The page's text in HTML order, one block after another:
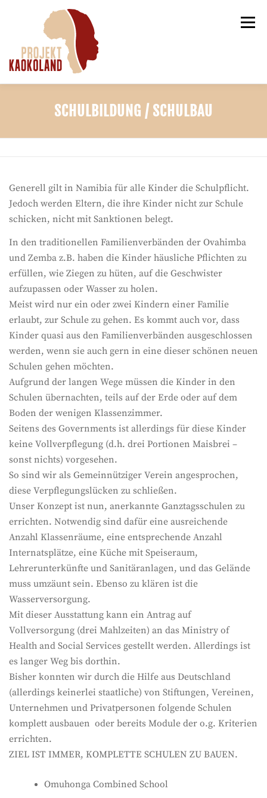
Menü
PROJEKTVORSCHLÄGE KONTAKT
SCHULBILDUNG / SCHULBAU
Generell gilt in Namibia für alle Kinder die Schulpflicht.
Jedoch werden Eltern, die ihre Kinder nicht zur Schule
schicken, nicht mit Sanktionen belegt.
In den traditionellen Familienverbänden der Ovahimba
und Zemba z.B. haben die Kinder häusliche Pflichten zu
erfüllen, wie Ziegen zu hüten, auf die Geschwister
aufzupassen oder Wasser zu holen.
Meist wird nur ein oder zwei Kindern einer Familie
erlaubt, zur Schule zu gehen. Es kommt auch vor, dass
Kinder quasi aus den Familienverbänden ausgeschlossen
werden, wenn sie auch gern in eine dieser schönen neuen
Schulen gehen möchten.
Aufgrund der langen Wege müssen die Kinder in den
Schulen übernachten, teils auf der Erde oder auf dem
Boden der wenigen Klassenzimmer.
Seitens des Governments ist allerdings für diese Kinder
keine Vollverpflegung (d.h. drei Portionen Maisbrei –
sonst nichts) vorgesehen.
So sind wir als Gemeinnütziger Verein angesprochen,
diese Verpflegungslücken zu schließen.
Unser Konzept ist nun, anerkannte Ganztagsschulen zu
errichten. Notwendig sind dafür eine ausreichende
Anzahl Klassenräume, eine entsprechende Anzahl
Internatsplätze, eine Küche mit Speiseraum,
Lehrerunterkünfte und Sanitäranlagen, und das Gelände
muss umzäunt sein. Ebenso zu klären ist die
Wasserversorgung.
Mit dieser Ausstattung kann ein Antrag auf
Vollversorgung (drei Mahlzeiten) an das Ministry of
Health and Social Services gestellt werden. Allerdings ist
es langer Weg bis dorthin.
Bisher konnten wir durch die Hilfe aus Deutschland
(allerdings keinerlei staatliche) von Stiftungen, Vereinen,
Unternehmen und Privatpersonen folgende Schulen
komplett ausbauen oder bereits Module der o.g. Kriterien
errichten.
ZIEL IST IMMER, KOMPLETTE SCHULEN ZU BAUEN.
Omuhonga Combined School